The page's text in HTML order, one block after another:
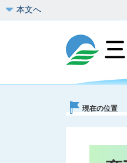
本文へ
現在の位置